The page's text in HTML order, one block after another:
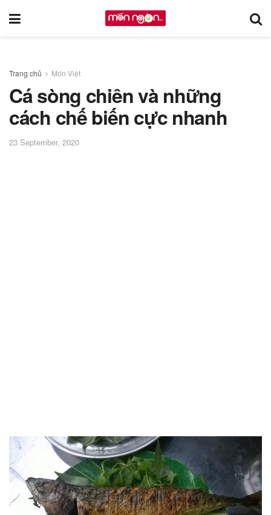
Trang chủ Món Việt
Cá sòng chiên và những
cách chế biến cực nhanh
23 September, 2020